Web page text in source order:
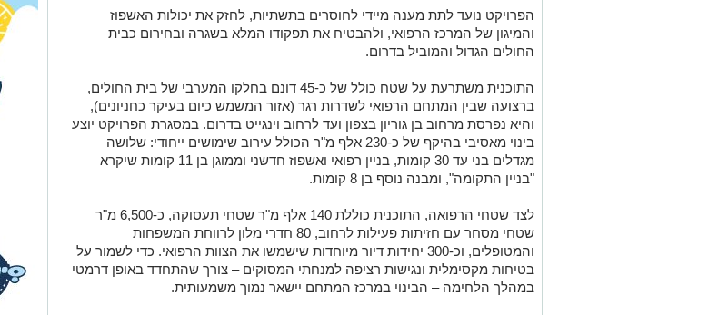
הפרויקט נועד לתת מענה מיידי לחוסרים בתשתיות, לחזק את יכולות האשפוז
והמיגון של המרכז הרפואי, ולהבטיח את תפקודו המלא בשגרה ובחירום כבית
החולים הגדול והמוביל בדרום.
​התוכנית משתרעת על שטח כולל של כ-45 דונם בחלקו המערבי של בית החולים,
ברצועה שבין המתחם הרפואי לשדרות רגר (אזור המשמש כיום בעיקר כחניונים),
והיא נפרסת מרחוב בן גוריון בצפון ועד לרחוב וינגייט בדרום. במסגרת הפרויקט יוצע
בינוי מאסיבי בהיקף של כ-230 אלף מ"ר הכולל עירוב שימושים ייחודי: שלושה
מגדלים בני עד 30 קומות, בניין רפואי ואשפוז חדשני וממוגן בן 11 קומות שיקרא
"בניין התקומה", ומבנה נוסף בן 8 קומות.
לצד שטחי הרפואה, התוכנית כוללת 140 אלף מ"ר שטחי תעסוקה, כ-6,500 מ"ר
שטחי מסחר עם חזיתות פעילות לרחוב, 80 חדרי מלון לרווחת המשפחות
והמטופלים, וכ-300 יחידות דיור מיוחדות שישמשו את הצוות הרפואי. כדי לשמור על
בטיחות מקסימלית ונגישות רציפה למנחתי המסוקים – צורך שהתחדד באופן דרמטי
במהלך הלחימה – הבינוי במרכז המתחם יישאר נמוך משמעותית.